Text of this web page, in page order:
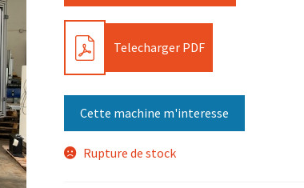
PDF Telecharger PDF
Cette machine m'interesse
Rupture de stock